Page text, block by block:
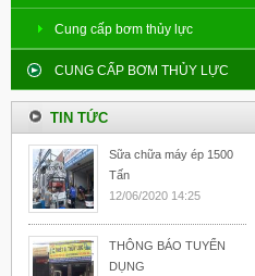
Cung cấp bơm thủy lực
CUNG CẤP BƠM THỦY LỰC
TIN TỨC
Sữa chữa máy ép 1500
Tấn
12/06/2020 14:25
THÔNG BÁO TUYỂN
DỤNG